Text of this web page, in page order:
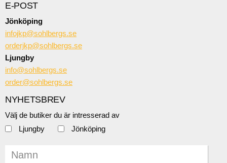
E-POST
Jönköping
infojkp@sohlbergs.se
orderjkp@sohlbergs.se
Ljungby
info@sohlbergs.se
order@sohlbergs.se
NYHETSBREV
Välj de butiker du är intresserad av
Ljungby
Jönköping